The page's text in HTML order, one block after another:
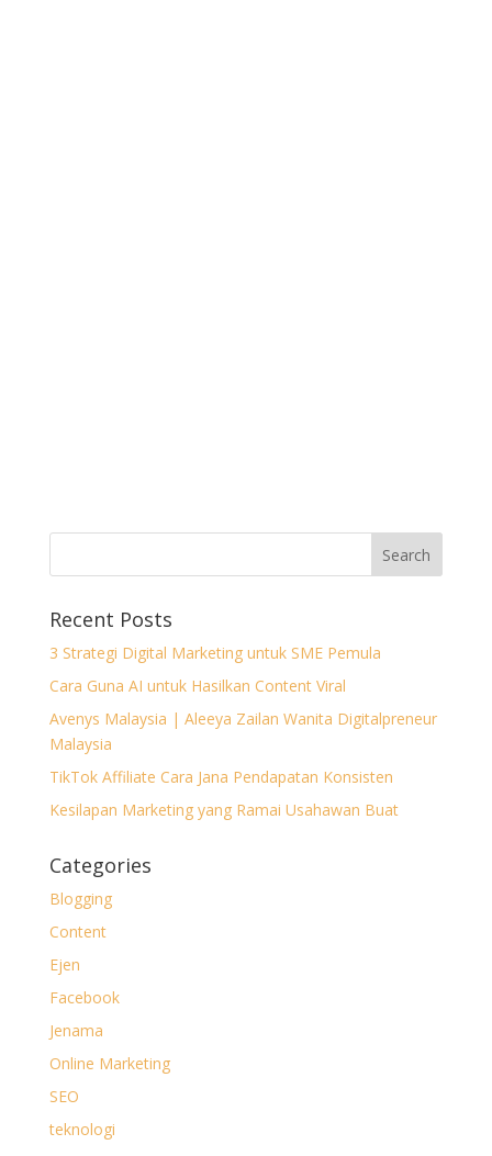
Recent Posts
3 Strategi Digital Marketing untuk SME Pemula
Cara Guna AI untuk Hasilkan Content Viral
Avenys Malaysia | Aleeya Zailan Wanita Digitalpreneur
Malaysia
TikTok Affiliate Cara Jana Pendapatan Konsisten
Kesilapan Marketing yang Ramai Usahawan Buat
Categories
Blogging
Content
Ejen
Facebook
Jenama
Online Marketing
SEO
teknologi